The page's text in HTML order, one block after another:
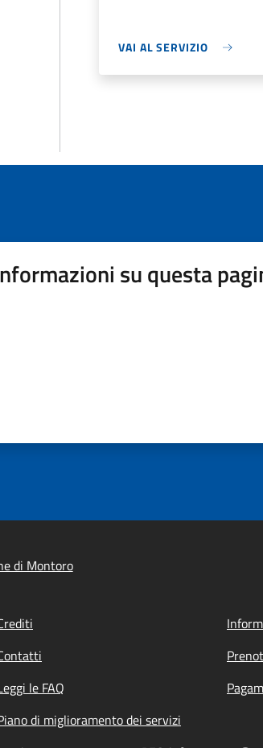
VAI AL SERVIZIO
su questa
di Montoro
le FAQ
di miglioramento dei servizi